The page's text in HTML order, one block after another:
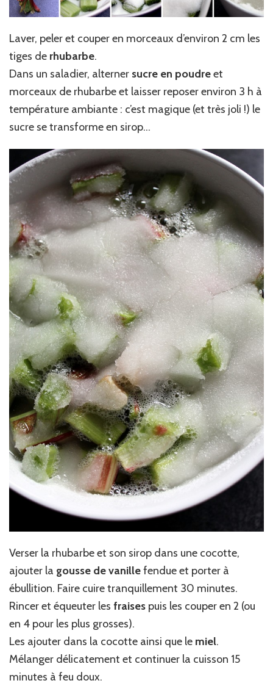
Laver, peler et couper en morceaux d’environ 2 cm les
tiges de rhubarbe.
Dans un saladier, alterner sucre en poudreet
morceaux de rhubarbe et laisser reposer environ 3 h à
température ambiante : c’est magique (et très joli !) le
sucre se transforme en sirop…
Verser la rhubarbe et son sirop dans une cocotte,
ajouter la gousse de vanillefendue et porter à
ébullition. Faire cuire tranquillement 30 minutes.
Rincer et équeuter les fraises puis les couper en 2 (ou
en 4 pour les plus grosses).
Les ajouter dans la cocotte ainsi que le miel.
Mélanger délicatement et continuer la cuisson 15
minutes à feu doux.